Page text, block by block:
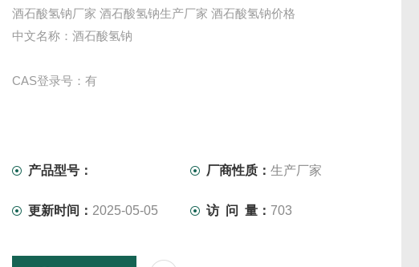
酒石酸氢钠厂家 酒石酸氢钠生产厂家 酒石酸氢钠价格
中文名称：酒石酸氢钠
CAS登录号：有
中文别名：L-酒石酸氢钠、重酒石酸钾、酸式酒石酸钾、塔塔粉
酒石酸氢钠无色结晶或白色结晶性粉末,155时失去结晶水, 密度
产品型号： 厂商性质：生产厂家
更新时间： 2025-05-05 访 问 量： 703